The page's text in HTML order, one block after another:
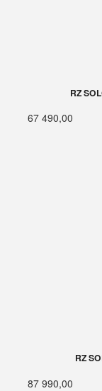
RZ
67 490,00
RZ
87 990,00